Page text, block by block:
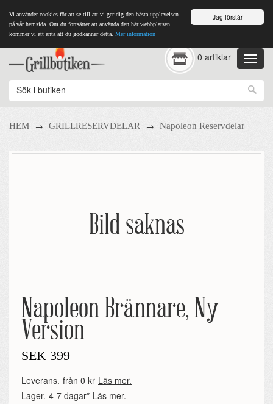
Jag förstår
Vi använder cookies för att se till att vi ger dig den bästa upplevelsen
på vår hemsida. Om du fortsätter att använda den här webbplatsen
kommer vi att anta att du godkänner detta. Mer information
0 artiklar
HEM → GRILLRESERVDELAR → Napoleon Reservdelar
Bild saknas
Napoleon Brännare, Ny
Version
SEK 399
Leverans. från 0 kr Läs mer.
Lager. 4-7 dagar* Läs mer.